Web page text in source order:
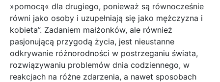
»pomocą« dla drugiego, ponieważ są równocześnie
równi jako osoby i uzupełniają się jako mężczyzna i
kobieta”. Zadaniem małżonków, ale również
pasjonującą przygodą życia, jest nieustanne
odkrywanie różnorodności w postrzeganiu świata,
rozwiązywaniu problemów dnia codziennego, w
reakcjach na różne zdarzenia, a nawet sposobach